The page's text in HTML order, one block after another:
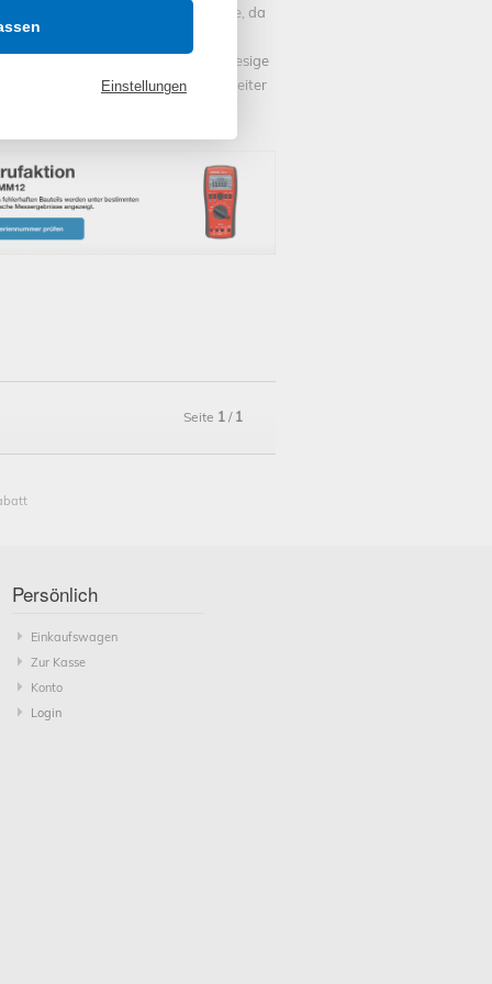
davon innerhalb weniger Tage, da
sind und sofort bearbeitet und
sowie preis.de aufgelistet. Die riesige
ist dabei ein ständiger Begleiter
Seite 1 / 1
Persönlich
Einkaufswagen
Zur Kasse
Konto
Login
Einstellungen